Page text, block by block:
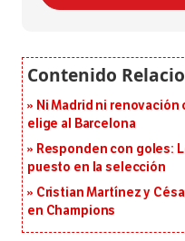
Ni Madrid ni
elige al Barcelona
Responden con goles:
puesto en la selección
Cristian Martínez y
en Champions